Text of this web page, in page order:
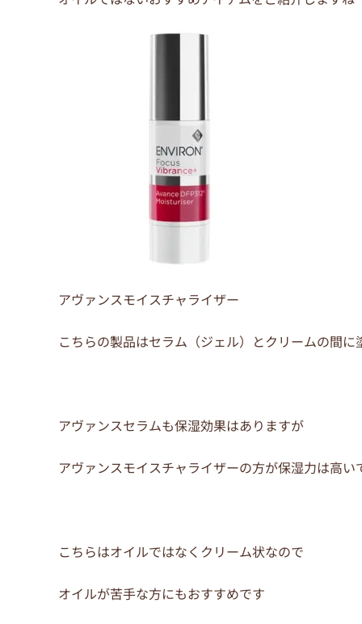
アヴァンスモイスチャライザー
こちらの製品はセラム（ジェル）とクリームの間に
アヴァンスセラムも保湿効果はありますが
アヴァンスモイスチャライザーの方が保湿力は高い
こちらはオイルではなくクリーム状なので
オイルが苦手な方にもおすすめです